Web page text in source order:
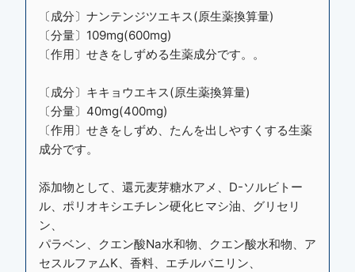
〔成分〕ナンテンジツエキス(原生薬換算量)
〔分量〕109mg(600mg)
〔作用〕せきをしずめる生薬成分です。。
〔成分〕キキョウエキス(原生薬換算量)
〔分量〕40mg(400mg)
〔作用〕せきをしずめ、たんを出しやすくする生薬
成分です。
添加物として、還元麦芽糖水アメ、D-ソルビトー
ル、ポリオキシエチレン硬化ヒマシ油、グリセリ
ン、
パラベン、クエン酸Na水和物、クエン酸水和物、ア
セスルファムK、香料、エチルバニリン、